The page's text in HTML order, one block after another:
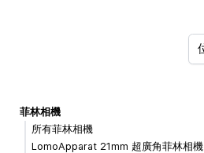
菲林相機
所有菲林相機
LomoApparat 21mm 超廣角菲林相機